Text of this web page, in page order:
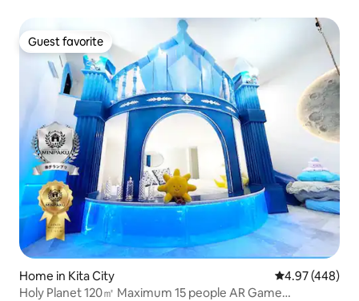
Guest favorite
Guest favorite
Home in Kita City 4.97 out of 5
4.97 (448)
Holy Planet 120㎡ Maximum 15 people AR Game